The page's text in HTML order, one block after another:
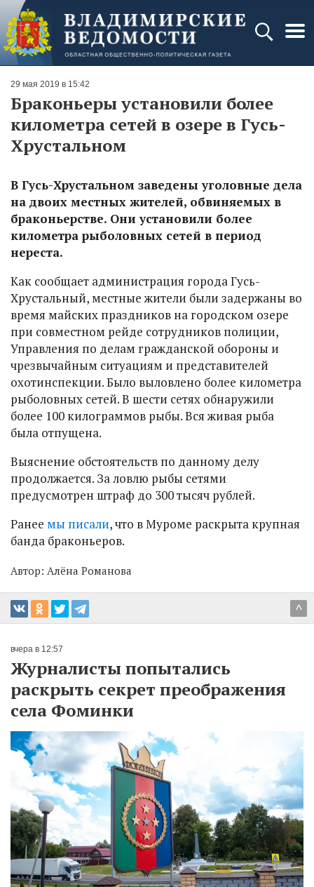
29 мая 2019 в 15:42
Браконьеры установили более
километра сетей в озере в Гусь-
Хрустальном
В Гусь-Хрустальном заведены уголовные дела
на двоих местных жителей, обвиняемых в
браконьерстве. Они установили более
километра рыболовных сетей в период
нереста.
Как сообщает администрация города Гусь-
Хрустальный, местные жители были задержаны во
время майских праздников на городском озере
при совместном рейде сотрудников полиции,
Управления по делам гражданской обороны и
чрезвычайным ситуациям и представителей
охотинспекции. Было выловлено более километра
рыболовных сетей. В шести сетях обнаружили
более 100 килограммов рыбы. Вся живая рыба
была отпущена.
Выяснение обстоятельств по данному делу
продолжается. За ловлю рыбы сетями
предусмотрен штраф до 300 тысяч рублей.
Ранее мы писали, что в Муроме раскрыта крупная
банда браконьеров.
Автор: Алёна Романова
^
вчера в 12:57
Журналисты попытались
раскрыть секрет преображения
села Фоминки